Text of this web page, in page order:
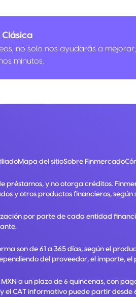
no solo nos ayudarás a
minutos.
Mapa del sitioSobre Finmercado
préstamos, y no otorga créditos.
y otros productos financieros, según
por parte de cada entidad
son de 61 a 365 días, según el
del proveedor, el importe, el
a un plazo de 6 quincenas, con
el CAT informativo puede partir